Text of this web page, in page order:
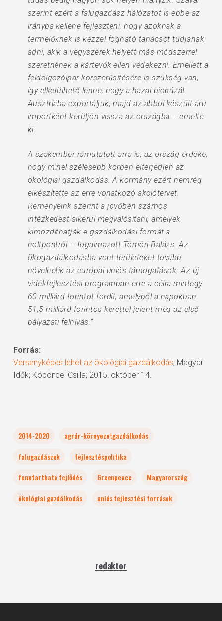
szerint ezért a falugazdász hálózatot is ebbe az
irányba kellene fejleszteni, hogy azoknak a
termelőknek is kézzel fogható tanácsot tudjanak
adni, akik a vegyszerek helyett más módszerrel
szeretnének a kártevők ellen védekezni. Emellett a
feldolgozóipar korszerűsítésére is szükség van,
így elkerülhető lenne, hogy a hazai biobúzát
Ausztriába exportáljuk, majd az abból készült áru
importként kerüljön vissza az országba – emelte
ki.
A szakember rámutatott arra is, az ország érdeke,
hogy minél szélesebb körben elterjedjen az
ökológiai gazdálkodás. A kormány ezért nemrég
elkészítette az erre vonatkozó akciótervet.
Reményeink szerint a jövőben számos
intézkedést sikerül megvalósítani, amelyek
kimozdíthatják e gazdálkodási formát a
holtpontról – fogalmazott Tömöri Balázs. Az
ökogazdálkodásba vont területeket tovább
növelhetik az európai uniós támogatások. Az új
vidékfejlesztési programban erre a célra mintegy
60 milliárd forintot fordít, amelyből a napokban
51,5 milliárd forintos kerettel jelent meg az első
pályázati felhívás.”
Forrás:
Versenyképes lehet az ökológiai gazdálkodás; Magyar
Idők; Köpöncei Csilla; 2015. október 14.
2014-2020
agrár-környezetgazdálkodás
falugazdászok
fejlesztéspolitika
fenntartható fejlődés
Greenpeace
Magyarország
ökológiai gazdálkodás
uniós fejlesztési források
redaktor